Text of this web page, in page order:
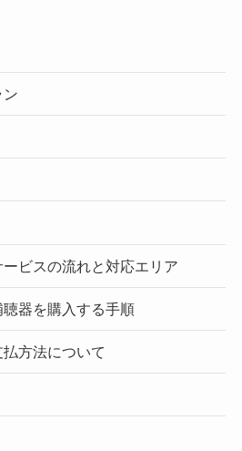
ン
ビスの流れと対応エリア
器を購入する手順
方法について